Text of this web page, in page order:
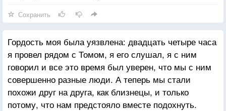
Сохранить
Гордость моя была уязвлена: двадцать четыре часа
я провел рядом с Томом, я его слушал, я с ним
говорил и все это время был уверен, что мы с ним
совершенно разные люди. А теперь мы стали
похожи друг на друга, как близнецы, и только
потому, что нам предстояло вместе подохнуть.